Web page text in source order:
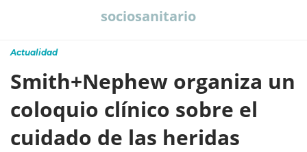
sociosanitario
Actualidad
Smith+Nephew organiza un
coloquio clínico sobre el
cuidado de las heridas